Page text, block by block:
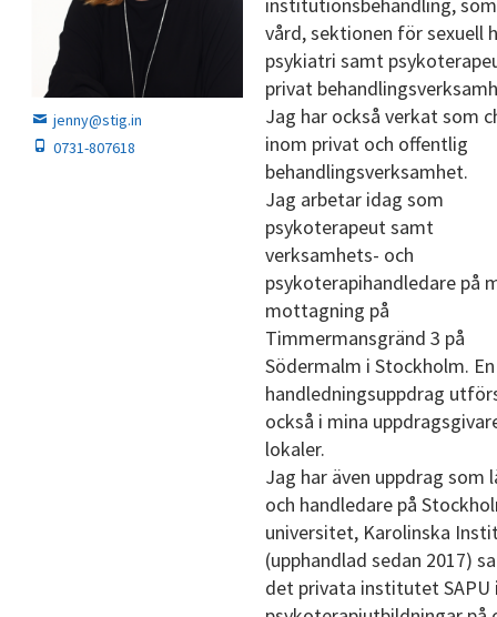
jenny@stig.in
0731-807618
institutionsbehandling,
vård, sektionen för sexuell
psykiatri samt
privat
Jag har också verkat som
inom privat och offentlig
behandlingsverksamhet.
Jag arbetar idag som
psykoterapeut samt
verksamhets- och
psykoterapihandledare på
mottagning på
Timmermansgränd 3 på
Södermalm i Stockholm.
handledningsuppdrag
också i mina
lokaler.
Jag har även uppdrag som
och handledare på
universitet, Karolinska
(upphandlad sedan 2017)
det privata institutet SAPU